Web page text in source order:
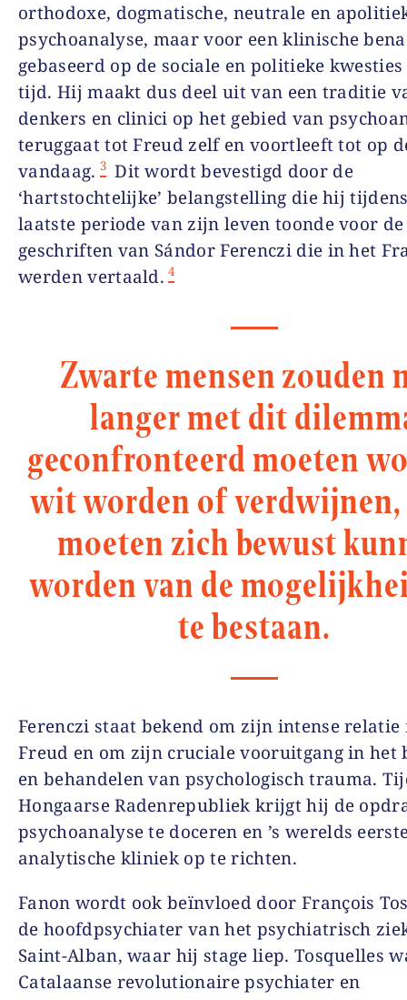
orthodoxe, dogmatische, neutrale en
psychoanalyse, maar voor een klinische
gebaseerd op de sociale en politieke
tijd. Hij maakt dus deel uit van een traditie
denkers en clinici op het gebied van
teruggaat tot Freud zelf en voortleeft tot op
vandaag. 3 Dit wordt bevestigd door de
‘hartstochtelijke’ belangstelling die hij
laatste periode van zijn leven toonde voor de
geschriften van Sándor Ferenczi die in het
werden vertaald. 4
Zwarte mensen zouden
langer met dit
geconfronteerd moeten
wit worden of verdwijnen,
moeten zich bewust
worden van de
te bestaan.
Ferenczi staat bekend om zijn intense relatie
Freud en om zijn cruciale vooruitgang in het
en behandelen van psychologisch trauma.
Hongaarse Radenrepubliek krijgt hij de
psychoanalyse te doceren en ’s werelds
analytische kliniek op te richten.
Fanon wordt ook beïnvloed door François
de hoofdpsychiater van het psychiatrisch
Saint-Alban, waar hij stage liep. Tosquelles
Catalaanse revolutionaire psychiater en